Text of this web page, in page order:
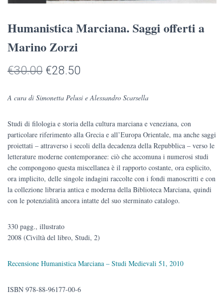
Humanistica Marciana. Saggi offerti a
Marino Zorzi
€30.00 Il
era:
€30.00.
€28.50
è:
€28.50.
A cura di Simonetta Pelusi e Alessandro Scarsella
Studi di filologia e storia della cultura marciana e veneziana, con
particolare riferimento alla Grecia e all’Europa Orientale, ma anche saggi
proiettati – attraverso i secoli della decadenza della Repubblica – verso le
letterature moderne contemporanee: ciò che accomuna i numerosi studi
che compongono questa miscellanea è il rapporto costante, ora esplicito,
ora implicito, delle singole indagini raccolte con i fondi manoscritti e con
la collezione libraria antica e moderna della Biblioteca Marciana, quindi
con le potenzialità ancora intatte del suo sterminato catalogo.
330 pagg., illustrato
2008 (Civiltà del libro, Studi, 2)
Recensione Humanistica Marciana – Studi Medievali 51, 2010
ISBN 978-88-96177-00-6